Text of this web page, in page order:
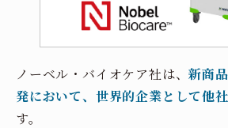
ノーベル・バイオケア社は、新商
発において、世界的企業として他
す。